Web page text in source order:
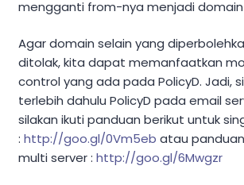
mengganti from-nya menjadi domain
Agar domain selain yang
ditolak, kita dapat memanfaatkan
control yang ada pada PolicyD. Jadi,
terlebih dahulu PolicyD pada email
silakan ikuti panduan berikut untuk
: http://goo.gl/0Vm5eb atau
multi server : http://goo.gl/6Mwgzr